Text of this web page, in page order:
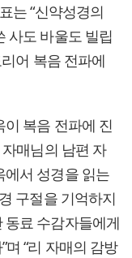
는 “신약성경의
사도 바울도 빌립
어 복음 전파에
복음 전파에 진
매님의 남편 자
에서 성경을 읽는
구절을 기억하지
동료 수감자들에게
“리 자매의 감방